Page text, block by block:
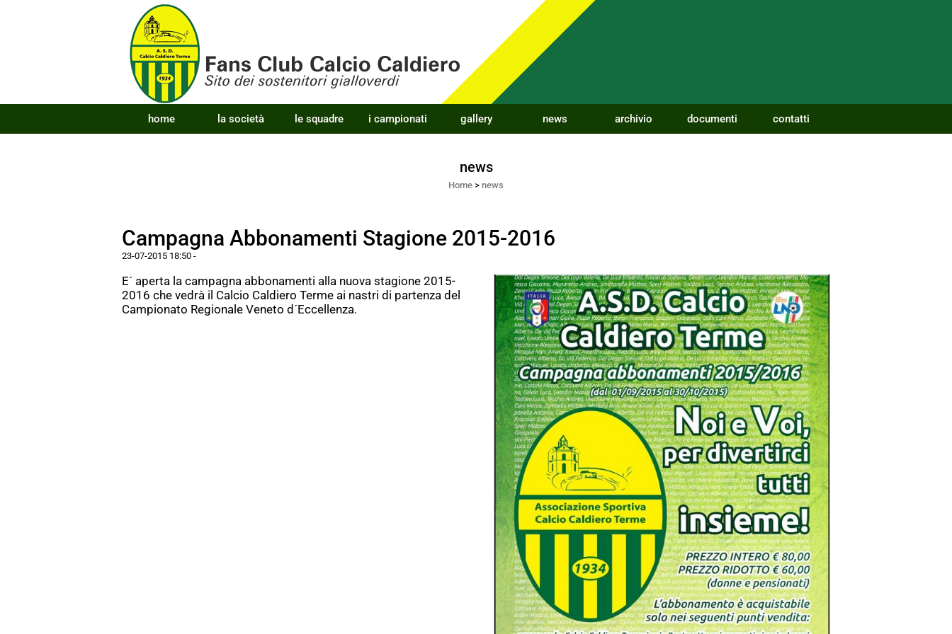
home la società le squadre i campionati gallery news archivio documenti contatti
news
Home > news
Campagna Abbonamenti Stagione 2015-2016
23-07-2015 18:50 -
E´ aperta la campagna abbonamenti alla nuova stagione 2015-
2016 che vedrà il Calcio Caldiero Terme ai nastri di partenza del
Campionato Regionale Veneto d´Eccellenza.